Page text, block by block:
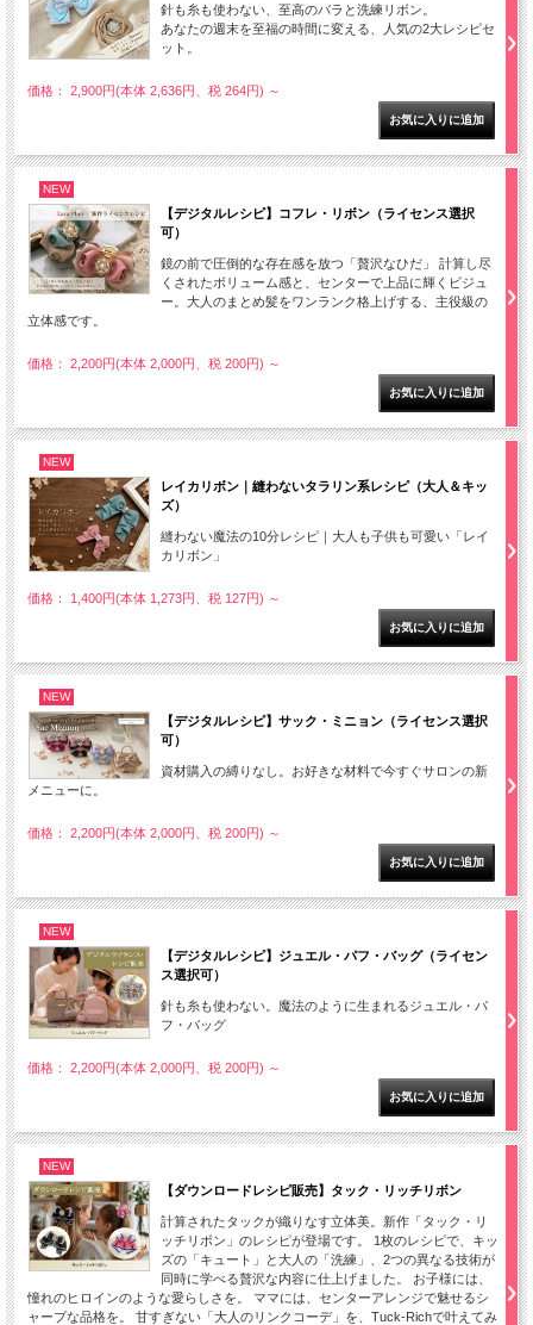
針も糸も使わない、至高のバラと洗練リボン。
あなたの週末を至福の時間に変える、人気の2大レシピセ
ット。
価格： 2,900円(本体 2,636円、税 264円) ～
NEW
【デジタルレシピ】コフレ・リボン（ライセンス選択
可）
鏡の前で圧倒的な存在感を放つ「贅沢なひだ」 計算し尽
くされたボリューム感と、センターで上品に輝くビジュ
ー。大人のまとめ髪をワンランク格上げする、主役級の
立体感です。
価格： 2,200円(本体 2,000円、税 200円) ～
NEW
レイカリボン｜縫わないタラリン系レシピ（大人＆キッ
ズ）
縫わない魔法の10分レシピ｜大人も子供も可愛い「レイ
カリボン」
価格： 1,400円(本体 1,273円、税 127円) ～
NEW
【デジタルレシピ】サック・ミニョン（ライセンス選択
可）
資材購入の縛りなし。お好きな材料で今すぐサロンの新
メニューに。
価格： 2,200円(本体 2,000円、税 200円) ～
NEW
【デジタルレシピ】ジュエル・パフ・バッグ（ライセン
ス選択可）
針も糸も使わない。魔法のように生まれるジュエル・パ
フ・バッグ
価格： 2,200円(本体 2,000円、税 200円) ～
NEW
【ダウンロードレシピ販売】タック・リッチリボン
計算されたタックが織りなす立体美。新作「タック・リ
ッチリボン」のレシピが登場です。 1枚のレシピで、キッ
ズの「キュート」と大人の「洗練」、2つの異なる技術が
同時に学べる贅沢な内容に仕上げました。 お子様には、
憧れのヒロインのような愛らしさを。 ママには、センターアレンジで魅せるシ
ャープな品格を。 甘すぎない「大人のリンクコーデ」を、Tuck-Richで叶えてみ